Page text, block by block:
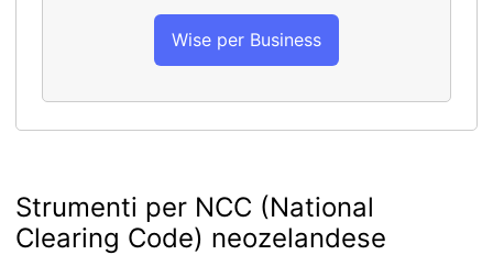
Wise per Business
Strumenti per NCC (National
Clearing Code) neozelandese